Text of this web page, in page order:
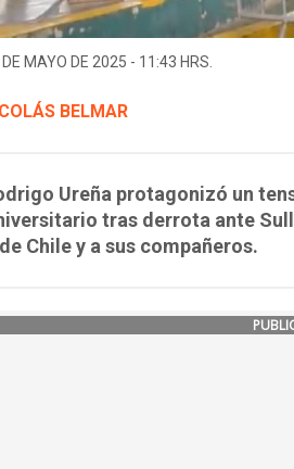
MAYO DE 2025 - 11:43 HRS.
BELMAR
Ureña protagonizó un
tras derrota ante
Chile y a sus compañeros.